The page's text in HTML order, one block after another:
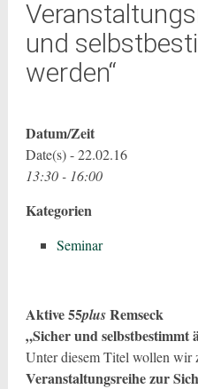
und
werden“
Datum/Zeit
Date(s) - 22.02.16
13:30 - 16:00
Kategorien
Seminar
Aktive 55plusRemseck
„Sicher und selbstbestimmt
Unter diesem Titel wollen wir
Veranstaltungsreihe zur